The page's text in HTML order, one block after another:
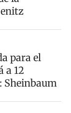
para el
a 12
Sheinbaum